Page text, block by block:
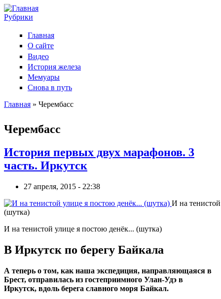
Рубрики
Главная
О сайте
Видео
История железа
Мемуары
Снова в путь
Главная » Черембасс
Черембасс
История первых двух марафонов. 3
часть. Иркутск
27 апреля, 2015 - 22:38
И на
(шутка)
И на тенистой улице я постою денёк... (шутка)
В Иркутск по берегу Байкала
А теперь о том, как наша экспедиция, направляющаяся в
Брест, отправилась из гостеприимного Улан-Удэ в
Иркутск, вдоль берега славного моря Байкал.